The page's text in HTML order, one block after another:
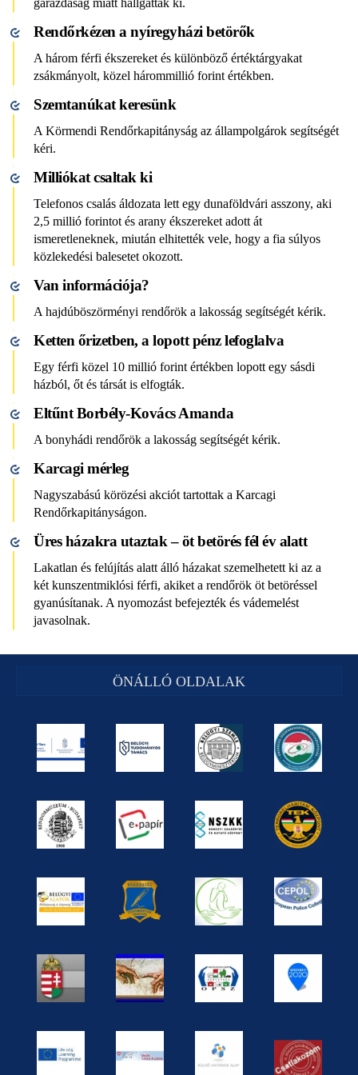
garázdaság miatt hallgatták ki.
Rendőrkézen a nyíregyházi betörők
A három férfi ékszereket és különböző értéktárgyakat
zsákmányolt, közel hárommillió forint értékben.
Szemtanúkat keresünk
A Körmendi Rendőrkapitányság az állampolgárok segítségét
kéri.
Milliókat csaltak ki
Telefonos csalás áldozata lett egy dunaföldvári asszony, aki
2,5 millió forintot és arany ékszereket adott át
ismeretleneknek, miután elhitették vele, hogy a fia súlyos
közlekedési balesetet okozott.
Van információja?
A hajdúböszörményi rendőrök a lakosság segítségét kérik.
Ketten őrizetben, a lopott pénz lefoglalva
Egy férfi közel 10 millió forint értékben lopott egy sásdi
házból, őt és társát is elfogták.
Eltűnt Borbély-Kovács Amanda
A bonyhádi rendőrök a lakosság segítségét kérik.
Karcagi mérleg
Nagyszabású körözési akciót tartottak a Karcagi
Rendőrkapitányságon.
Üres házakra utaztak – öt betörés fél év alatt
Lakatlan és felújítás alatt álló házakat szemelhetett ki az a
két kunszentmiklósi férfi, akiket a rendőrök öt betöréssel
gyanúsítanak. A nyomozást befejezték és vádemelést
javasolnak.
ÖNÁLLÓ OLDALAK